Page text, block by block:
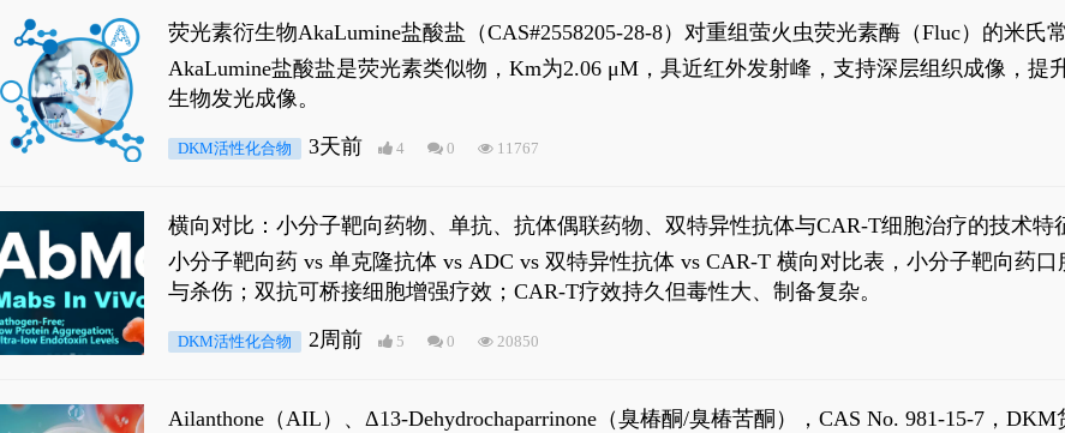
荧光素衍生物AkaLumine盐酸盐（CAS#2558205-28-8）对重组萤火虫荧光素酶（Fluc）的米
穿透能力，大幅增强成像信噪比，从而实现活体动物模型中极低给药剂量下的高灵敏度、非侵
AkaLumine盐酸盐是荧光素类似物，Km为2.06 μM，具近红外发射峰，支持深层组织成像，
生物发光成像。
DKM活性化合物 3天前 4 0 11767
横向对比：小分子靶向药物、单抗、抗体偶联药物、双特异性抗体与CAR-T细胞治疗的技术特
小分子靶向药 vs 单克隆抗体 vs ADC vs 双特异性抗体 vs CAR-T 横向对比表，小分子靶向药
与杀伤；双抗可桥接细胞增强疗效；CAR-T疗效持久但毒性大、制备复杂。
DKM活性化合物 2周前 5 0 20850
Ailanthone（AIL）、Δ13-Dehydrochaparrinone（臭椿酮/臭椿苦酮），CAS No. 981-15-7，DKM